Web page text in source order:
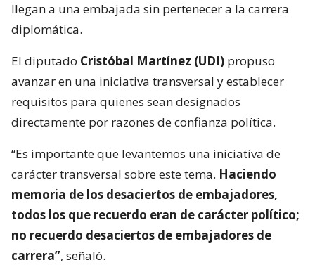
llegan a una embajada sin pertenecer a la carrera
diplomática.
El diputado Cristóbal Martínez (UDI) propuso
avanzar en una iniciativa transversal y establecer
requisitos para quienes sean designados
directamente por razones de confianza política.
“Es importante que levantemos una iniciativa de
carácter transversal sobre este tema. Haciendo
memoria de los desaciertos de embajadores,
todos los que recuerdo eran de carácter político;
no recuerdo desaciertos de embajadores de
carrera”, señaló.